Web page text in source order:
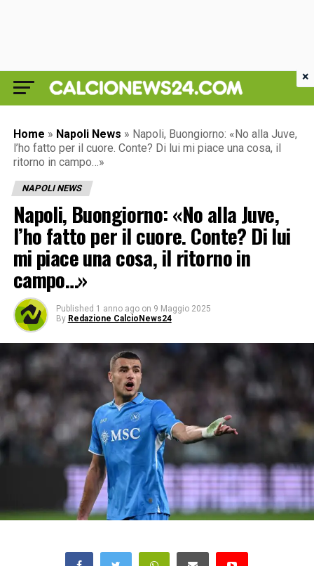
Home » Napoli News » Napoli, Buongiorno: «No alla Juve,
l’ho fatto per il cuore. Conte? Di lui mi piace una cosa, il
ritorno in campo…»
NAPOLI NEWS
Napoli, Buongiorno: «No alla Juve,
l’ho fatto per il cuore. Conte? Di lui
mi piace una cosa, il ritorno in
campo…»
Published 1 anno ago on 9 Maggio 2025
By Redazione CalcioNews24
×